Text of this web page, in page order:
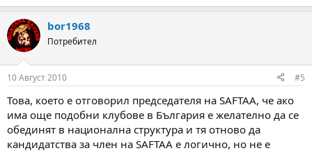
bor1968
Потребител
10 Август 2010 #5
Това, което е отговорил председателя на SAFTAA, че ако
има още подобни клубове в България е желателно да се
обединят в национална структура и тя отново да
кандидатства за член на SAFTAA е логично, но не е